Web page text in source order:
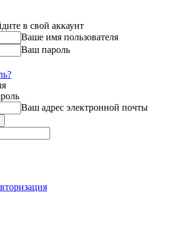
в свой аккаунт
Ваше имя пользователя
Ваш пароль
Ваш адрес электронной почты